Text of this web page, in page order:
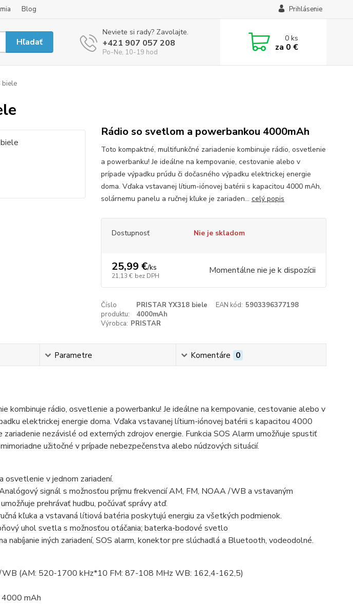
Blog Prihlásenie
Hľadať
Neviete si rady? Zavolajte.
+421 907 057 208
Po-Ne, 10-19 hod
0ks
za 0 €
biele
Rádio so svetlom a powerbankou 4000mAh
Toto kompaktné, multifunkčné zariadenie kombinuje rádio, osvetlenie
a powerbanku! Je ideálne na kempovanie, cestovanie alebo v
prípade výpadku prúdu či dočasného výpadku elektrickej energie
doma. Vďaka vstavanej lítium-iónovej batérii s kapacitou 4000 mAh,
solárnemu panelu a ručnej kľuke je zariaden... celý popis
Dostupnosť Nie je skladom
25,99 €/ks
21,13 € bez DPH Momentálne nie je k dispozícii
Číslo
produktu:
PRISTAR YX318 biele
4000mAh
EAN kód: 5903396377198
Výrobca: PRISTAR
Parametre Komentáre 0
kombinuje rádio, osvetlenie a powerbanku! Je ideálne na kempovanie, cestovanie alebo v
elektrickej energie doma. Vďaka vstavanej lítium-iónovej batérii s kapacitou 4000
nezávislé od externých zdrojov energie. Funkcia SOS Alarm umožňuje spustiť
užitočné v prípade nebezpečenstva alebo núdzových situácií.
osvetlenie v jednom zariadení.
signál s možnosťou príjmu frekvencií AM, FM, NOAA/WB a vstavaným
prehrávať hudbu, počúvať správy atď.
kľuka a vstavaná lítiová batéria poskytujú energiu za všetkých podmienok.
uhol svetla s možnosťou otáčania; baterka-bodové svetlo
nabíjanie iných zariadení, SOS alarm, konektor pre slúchadlá a Bluetooth, vodeodolné.
(AM: 520-1700 kHz*10 FM: 87-108 MHz WB: 162,4-162,5)
4000 mAh